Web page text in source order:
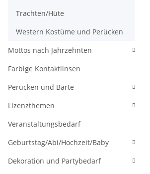
Trachten/Hüte
Western Kostüme und Perücken
Mottos nach Jahrzehnten
Farbige Kontaktlinsen
Perücken und Bärte
Lizenzthemen
Veranstaltungsbedarf
Geburtstag/Abi/Hochzeit/Baby
Dekoration und Partybedarf